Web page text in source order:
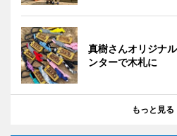
真樹さんオリジナ
ンターで木札に
もっと見る